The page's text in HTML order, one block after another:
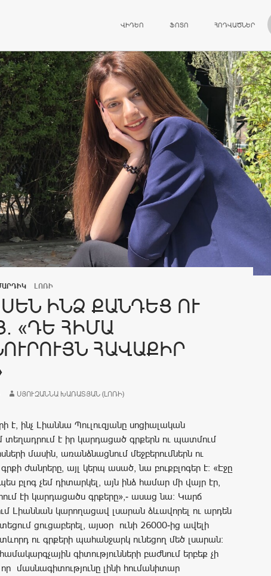
ՎԻԴԵՈ ՖՈՏՈ ՀՈԴՎԱԾՆԵՐ
ԼՈՌԻ
ԻՆՁ ՔԱՆԴԵՑ ՈՒ
«ԴԵ ՀԻՄԱ
ՀԱՎԱՔԻՐ
ՍՅՈՒԶԱՆՆԱ ԽԱՌԱՏՅԱՆ (ԼՈՌԻ)
է, ինչ Լիաննա Պուլուզյանը սոցիալական
տեղադրում է իր կարդացած գրքերն ու պատմում
մասին, առանձնացնում մեջբերումներն ու
ժանրերը, այլ կերպ ասած, նա բուքբլոգեր է։ «Էջը
բլոգ չեմ դիտարկել, այն ինձ համար մի վայր էր,
էի կարդացածս գրքերը»,- ասաց նա։ Կարճ
Լիաննան կարողացավ լսարան ձևավորել ու արդեն
ցուցաբերել, այսօր ունի 26000-ից ավելի
ու գրքերի պահանջարկ ունեցող մեծ լսարան։
գիտությունների բաժնում երբեք չի
մասնագիտությունը լինի հումանիտար